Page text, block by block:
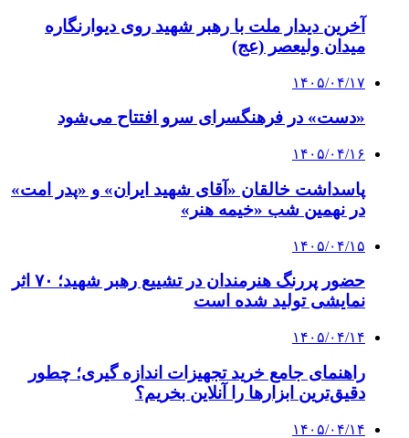
آخرین دیدار ملت با رهبر شهید روی دیوارنگاره
میدان ولیعصر (عج)
۱۴۰۵/۰۴/۱۷
«دست» در فرهنگسرای سرو افتتاح می‌شود
۱۴۰۵/۰۴/۱۶
پاسداشت خالقان «آقای شهید ایران» و «پدر امت»
در نهمین شب «خیمه هنر»
۱۴۰۵/۰۴/۱۵
حضور پررنگ هنرمندان در تشییع رهبر شهید؛ ۷۰ اثر
نمایشی تولید شده است
۱۴۰۵/۰۴/۱۴
راهنمای جامع خرید تجهیزات اندازه گیری؛ چطور
دقیق‌ترین ابزارها را آنلاین بخریم؟
۱۴۰۵/۰۴/۱۴